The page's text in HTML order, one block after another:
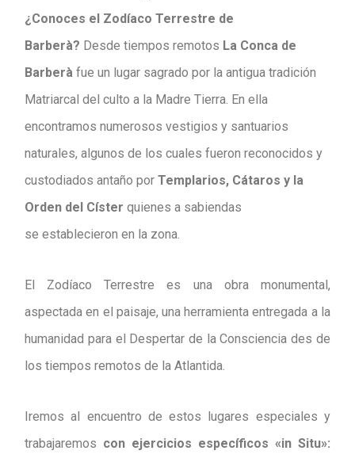
¿Conoces el Zodíaco Terrestre de
Barberà? Desde tiempos remotos La Conca de
Barberà fue un lugar sagrado por la antigua tradición
Matriarcal del culto a la Madre Tierra. En ella
encontramos numerosos vestigios y santuarios
naturales, algunos de los cuales fueron reconocidos y
custodiados antaño porTemplarios, Cátaros y la
Orden del Císter quienes a sabiendas
se establecieron en la zona.
El Zodíaco Terrestre es una obra monumental,
aspectada en el paisaje, una herramienta entregada a la
humanidad para el Despertar de la Consciencia des de
los tiempos remotos de la Atlantida.
Iremos al encuentro de estos lugares especiales y
trabajaremos con ejercicios específicos «in Situ»: